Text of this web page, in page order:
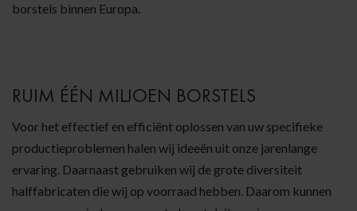
borstels binnen Europa.
RUIM ÉÉN MILJOEN BORSTELS
Voor het effectief en efficiënt oplossen van uw specifieke
productieproblemen halen wij ideeën uit onze jarenlange
ervaring. Daarnaast gebruiken wij de grote diversiteit
halffabricaten die wij op voorraad hebben. Daarom kunnen